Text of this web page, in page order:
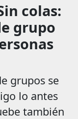
colas:
grupo
grupos se
lo antes
también